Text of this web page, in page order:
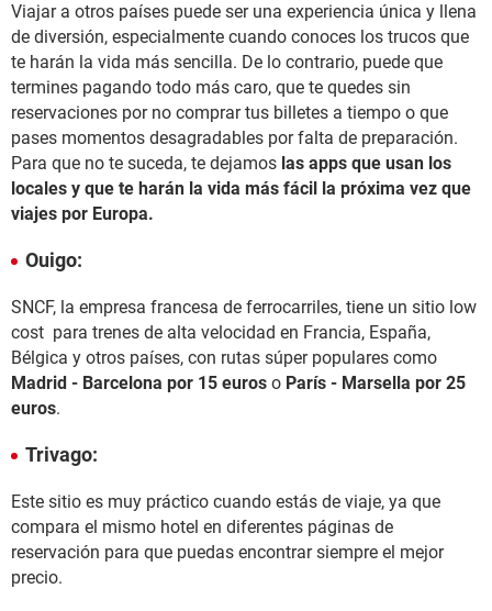
Viajar a otros países puede ser una experiencia única y llena
de diversión, especialmente cuando conoces los trucos que
te harán la vida más sencilla. De lo contrario, puede que
termines pagando todo más caro, que te quedes sin
reservaciones por no comprar tus billetes a tiempo o que
pases momentos desagradables por falta de preparación.
Para que no te suceda, te dejamos las apps que usan los
locales y que te harán la vida más fácil la próxima vez que
viajes por Europa.
Ouigo:
SNCF, la empresa francesa de ferrocarriles, tiene un sitio low
cost para trenes de alta velocidad en Francia, España,
Bélgica y otros países, con rutas súper populares como
Madrid - Barcelona por 15 euros o París - Marsella por 25
euros.
Trivago:
Este sitio es muy práctico cuando estás de viaje, ya que
compara el mismo hotel en diferentes páginas de
reservación para que puedas encontrar siempre el mejor
precio.